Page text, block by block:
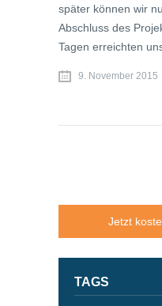
später können wir
Abschluss des
Tagen erreichten
9. November 2015
Jetzt
TAGS